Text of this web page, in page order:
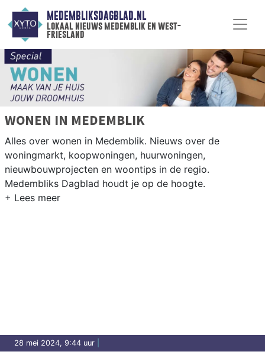
MEDEMBLIKSDAGBLAD.NL
lokaal nieuws medemblik en west-
friesland
WONEN IN MEDEMBLIK
Alles over wonen in Medemblik. Nieuws over de
woningmarkt, koopwoningen, huurwoningen,
nieuwbouwprojecten en woontips in de regio.
Medembliks Dagblad houdt je op de hoogte.
28 mei 2024, 9:44 uur